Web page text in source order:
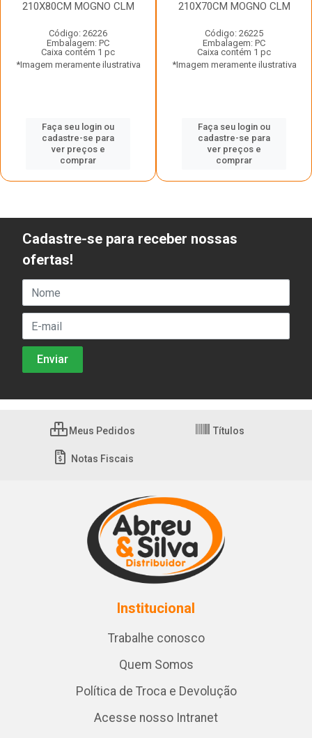
210X80CM MOGNO CLM
Código: 26226
Embalagem: PC
Caixa contém 1 pc
*Imagem meramente ilustrativa
Faça seu login ou
cadastre-se para
ver preços e
comprar
210X70CM MOGNO CLM
Código: 26225
Embalagem: PC
Caixa contém 1 pc
*Imagem meramente ilustrativa
Faça seu login ou
cadastre-se para
ver preços e
comprar
Cadastre-se para receber nossas
ofertas!
Meus Pedidos Títulos
Notas Fiscais
Institucional
Trabalhe conosco
Quem Somos
Política de Troca e Devolução
Acesse nosso Intranet